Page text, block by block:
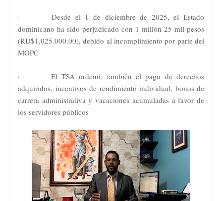
· Desde el 1 de diciembre de 2025, el Estado
dominicano ha sido perjudicado con 1 millón 25 mil pesos
(RD$1,025.000.00), debido al incumplimiento por parte del
MOPC
· El TSA ordenó, también el pago de derechos
adquiridos, incentivos de rendimiento individual, bonos de
carrera administrativa y vacaciones acumuladas a favor de
los servidores públicos